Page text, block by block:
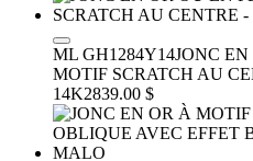
ML GH1284Y14JONC
MOTIF SCRATCH AU
14K2839.00 $